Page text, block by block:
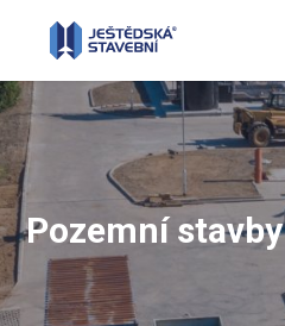
Pozemní stavby